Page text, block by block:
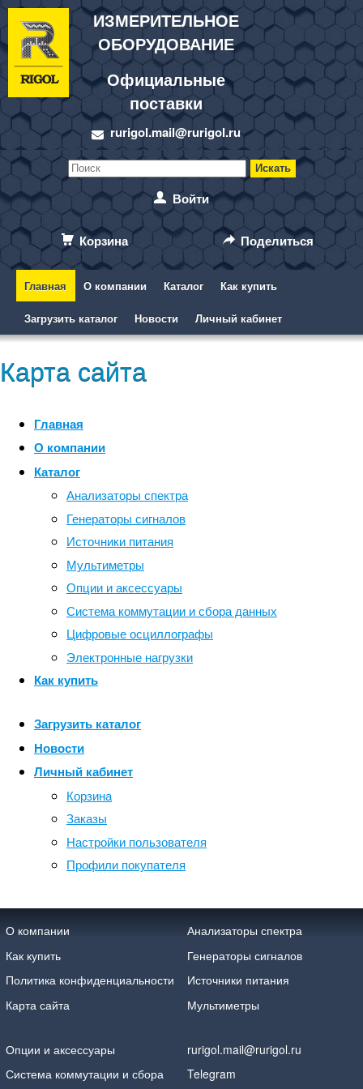
ИЗМЕРИТЕЛЬНОЕ
ОБОРУДОВАНИЕ
Официальные
поставки
rurigol.mail@rurigol.ru
Войти
Корзина Поделиться
Главная О компании Каталог Как купить
Загрузить каталог Новости Личный кабинет
Карта сайта
Главная
О компании
Каталог
Анализаторы спектра
Генераторы сигналов
Источники питания
Мультиметры
Опции и аксессуары
Система коммутации и сбора данных
Цифровые осциллографы
Электронные нагрузки
Как купить
Загрузить каталог
Новости
Личный кабинет
Корзина
Заказы
Настройки пользователя
Профили покупателя
О компании
Как купить
Политика конфиденциальности
Карта сайта
Анализаторы спектра
Генераторы сигналов
Источники питания
Мультиметры
Опции и аксессуары
Система коммутации и сбора
rurigol.mail@rurigol.ru
Telegram